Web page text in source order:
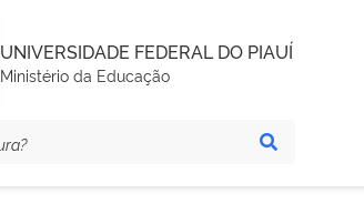
UNIVERSIDADE FEDERAL DO PIAUÍ
Ministério da Educação